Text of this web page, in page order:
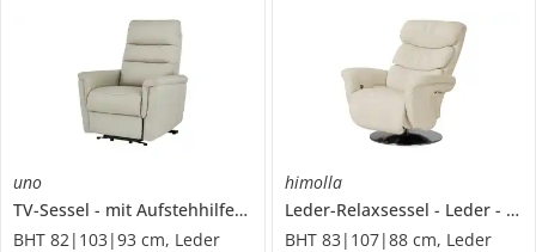
uno
TV-Sessel
mit Aufstehhilfe
BHT 82|103|93 cm, Leder
himolla
Leder-Relaxsessel
Leder
BHT 83|107|88 cm, Leder